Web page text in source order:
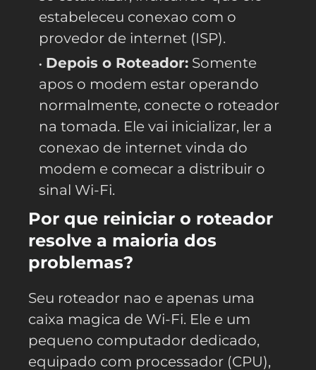
estabeleceu conexao com o
provedor de internet (ISP).
Depois o Roteador: Somente
apos o modem estar operando
normalmente, conecte o roteador
na tomada. Ele vai inicializar, ler a
conexao de internet vinda do
modem e comecar a distribuir o
sinal Wi-Fi.
Por que reiniciar o roteador
resolve a maioria dos
problemas?
Seu roteador nao e apenas uma
caixa magica de Wi-Fi. Ele e um
pequeno computador dedicado,
equipado com processador (CPU),